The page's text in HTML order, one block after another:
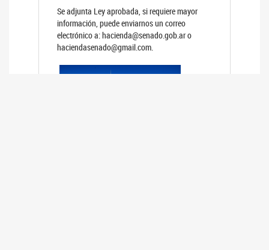
Se adjunta Ley aprobada, si requiere mayor
información, puede enviarnos un correo
electrónico a: hacienda@senado.gob.ar o
haciendasenado@gmail.com.